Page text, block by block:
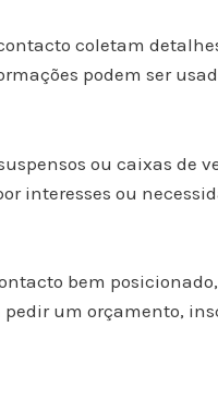
coletam
podem ser
ou caixas de
interesses ou
bem
pedir um orçamento,